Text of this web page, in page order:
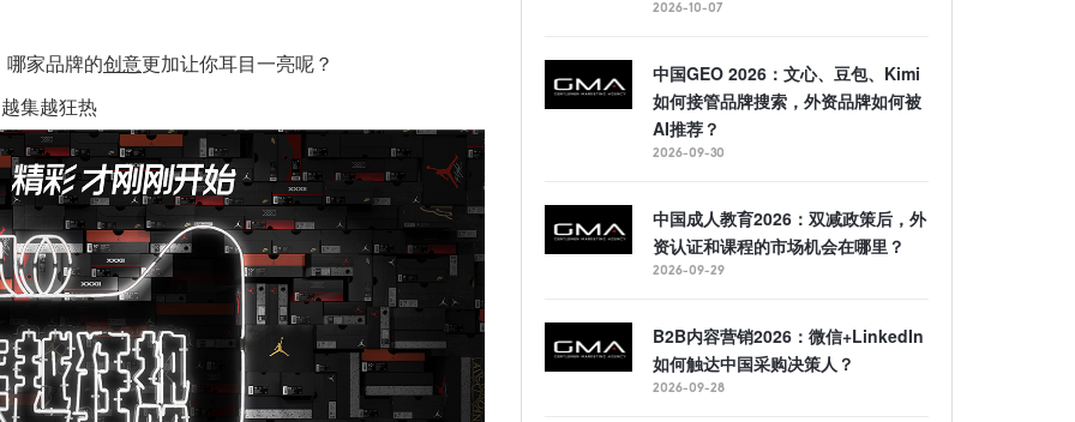
哪家品牌的创意更加让你耳目一亮呢？
集越狂热
2026-10-07
中国GEO 2026：文心、豆包、Kimi
如何接管品牌搜索，外资品牌如何被
AI推荐？
2026-09-30
中国成人教育2026：双减政策后，外
资认证和课程的市场机会在哪里？
2026-09-29
B2B内容营销2026：微信+LinkedIn
如何触达中国采购决策人？
2026-09-28